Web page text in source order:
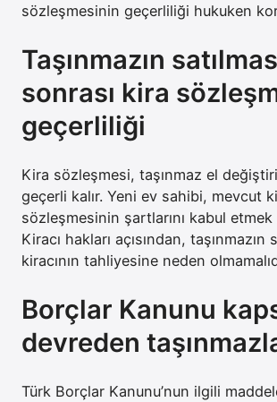
sözleşmesinin geçerliliği hukuken
Taşınmazın
sonrası kira
geçerliliği
Kira sözleşmesi, taşınmaz el
geçerli kalır. Yeni ev sahibi, mevcut
sözleşmesinin şartlarını kabul etmek
Kiracı hakları açısından, taşınmazın
kiracının tahliyesine neden
Borçlar Kanunu
devreden
Türk Borçlar Kanunu’nun ilgili